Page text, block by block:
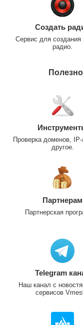
Создать
Сервис для создания
радио.
Проверка доменов,
другое.
Партнерам
Партнерская
Telegram
Наш канал с
сервисов